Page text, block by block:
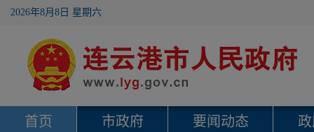
2026年8月8日 星期六
首页 市政府 要闻动态